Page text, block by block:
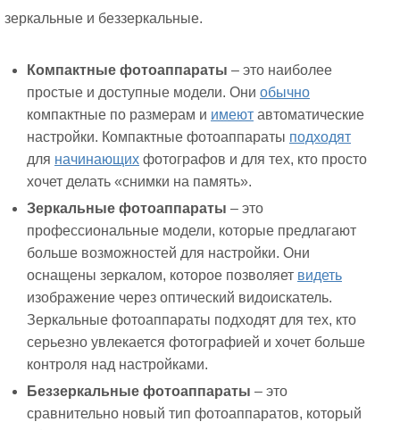
зеркальные и беззеркальные.
Компактные фотоаппараты – это наиболее
простые и доступные модели. Они обычно
компактные по размерам и имеют автоматические
настройки. Компактные фотоаппараты подходят
для начинающих фотографов и для тех, кто просто
хочет делать «снимки на память».
Зеркальные фотоаппараты – это
профессиональные модели, которые предлагают
больше возможностей для настройки. Они
оснащены зеркалом, которое позволяет видеть
изображение через оптический видоискатель.
Зеркальные фотоаппараты подходят для тех, кто
серьезно увлекается фотографией и хочет больше
контроля над настройками.
Беззеркальные фотоаппараты – это
сравнительно новый тип фотоаппаратов, который